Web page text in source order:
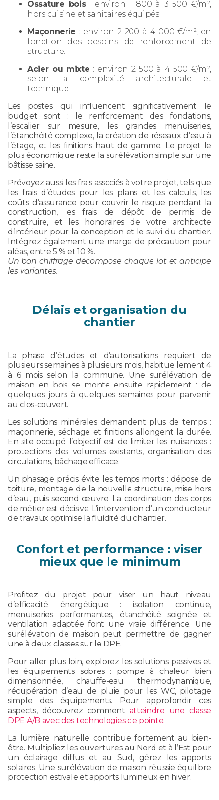
Ossature bois: environ 1 800 à 3 500 €/m²,
hors cuisine et sanitaires équipés.
Maçonnerie : environ 2 200 à 4 000 €/m², en
fonction des besoins de renforcement de
structure.
Acier ou mixte : environ 2 500 à 4 500 €/m²,
selon la complexité architecturale et
technique.
Les postes qui influencent significativement le
budget sont : le renforcement des fondations,
l’escalier sur mesure, les grandes menuiseries,
l’étanchéité complexe, la création de réseaux d’eau à
l’étage, et les finitions haut de gamme. Le projet le
plus économique reste la surélévation simple sur une
bâtisse saine.
Prévoyez aussi les frais associés à votre projet, tels que
les frais d’études pour les plans et les calculs, les
coûts d’assurance pour couvrir le risque pendant la
construction, les frais de dépôt de permis de
construire, et les honoraires de votre architecte
d’intérieur pour la conception et le suivi du chantier.
Intégrez également une marge de précaution pour
aléas, entre 5 % et 10 %.
Un bon chiffrage décompose chaque lot et anticipe
les variantes.
Délais et organisation du
chantier
La phase d’études et d’autorisations requiert de
plusieurs semaines à plusieurs mois, habituellement 4
à 6 mois selon la commune. Une surélévation de
maison en bois se monte ensuite rapidement : de
quelques jours à quelques semaines pour parvenir
au clos-couvert.
Les solutions minérales demandent plus de temps :
maçonnerie, séchage et finitions allongent la durée.
En site occupé, l’objectif est de limiter les nuisances :
protections des volumes existants, organisation des
circulations, bâchage efficace.
Un phasage précis évite les temps morts : dépose de
toiture, montage de la nouvelle structure, mise hors
d’eau, puis second œuvre. La coordination des corps
de métier est décisive. L’intervention d’un conducteur
de travaux optimise la fluidité du chantier.
Confort et performance : viser
mieux que le minimum
Profitez du projet pour viser un haut niveau
d’efficacité énergétique : isolation continue,
menuiseries performantes, étanchéité soignée et
ventilation adaptée font une vraie différence. Une
surélévation de maison peut permettre de gagner
une à deux classes sur le DPE.
Pour aller plus loin, explorez les solutions passives et
les équipements sobres : pompe à chaleur bien
dimensionnée, chauffe-eau thermodynamique,
récupération d’eau de pluie pour les WC, pilotage
simple des équipements. Pour approfondir ces
aspects, découvrez comment atteindre une classe
DPE A/B avec des technologies de pointe.
La lumière naturelle contribue fortement au bien-
être. Multipliez les ouvertures au Nord et à l’Est pour
un éclairage diffus et au Sud, gérez les apports
solaires. Une surélévation de maison réussie équilibre
protection estivale et apports lumineux en hiver.